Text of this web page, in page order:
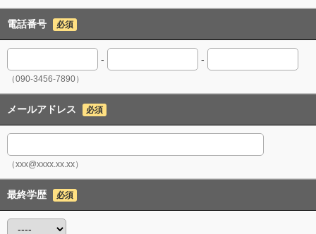
電話番号 必須
- -
（090-3456-7890）
メールアドレス 必須
（xxx@xxxx.xx.xx）
最終学歴 必須